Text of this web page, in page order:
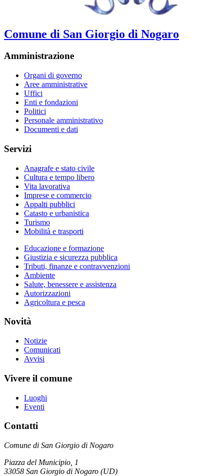
Comune di San Giorgio di Nogaro
Amministrazione
Organi di governo
Aree amministrative
Uffici
Enti e fondazioni
Politici
Personale amministrativo
Documenti e dati
Servizi
Anagrafe e stato civile
Cultura e tempo libero
Vita lavorativa
Imprese e commercio
Appalti pubblici
Catasto e urbanistica
Turismo
Mobilità e trasporti
Educazione e formazione
Giustizia e sicurezza pubblica
Tributi, finanze e contravvenzioni
Ambiente
Salute, benessere e assistenza
Autorizzazioni
Agricoltura e pesca
Novità
Notizie
Comunicati
Avvisi
Vivere il comune
Luoghi
Eventi
Contatti
Comune di San Giorgio di Nogaro
Piazza del Municipio, 1
33058 San Giorgio di Nogaro (UD)